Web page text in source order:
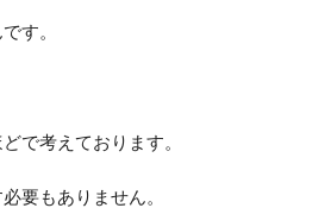
す。
で考えております。
要もありません。